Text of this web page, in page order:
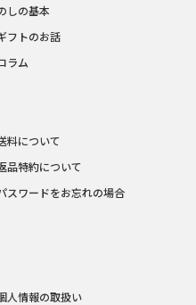
しの基本
フトのお話
ラム
料について
品特約について
スワードをお忘れの場合
人情報の取扱い